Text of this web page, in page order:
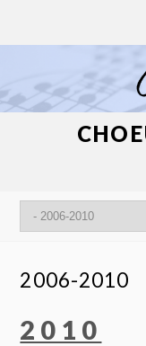
2006-2010
2010